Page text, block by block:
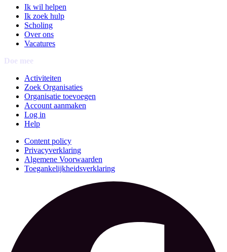
Ik wil helpen
Ik zoek hulp
Scholing
Over ons
Vacatures
Doe mee
Activiteiten
Zoek Organisaties
Organisatie toevoegen
Account aanmaken
Log in
Help
Content policy
Privacyverklaring
Algemene Voorwaarden
Toegankelijkheidsverklaring